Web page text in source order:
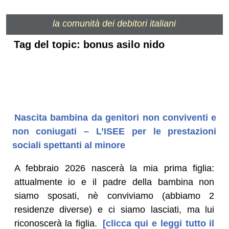
la comunità dei debitori italiani
Tag del topic: bonus asilo nido
Nascita bambina da genitori non conviventi e
non coniugati – L’ISEE per le prestazioni
sociali spettanti al minore
A febbraio 2026 nascerà la mia prima figlia:
attualmente io e il padre della bambina non
siamo sposati, nè conviviamo (abbiamo 2
residenze diverse) e ci siamo lasciati, ma lui
riconoscerà la figlia.
[clicca qui e leggi tutto il